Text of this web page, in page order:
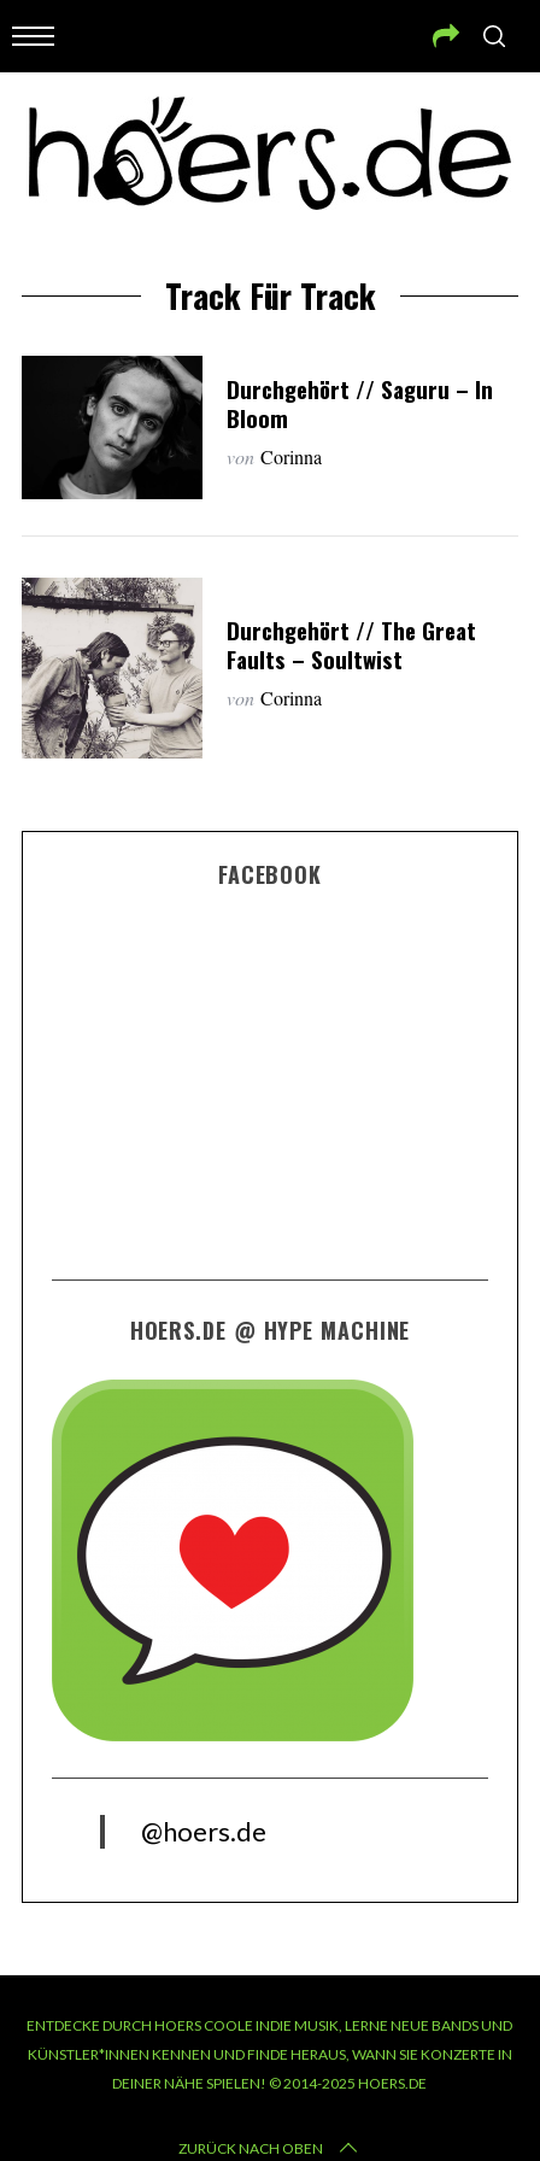
Track Für Track
Durchgehört // Saguru – In
Bloom
von Corinna
Durchgehört // The Great
Faults – Soultwist
von Corinna
FACEBOOK
HOERS.DE @ HYPE MACHINE
@hoers.de
ENTDECKE DURCH HOERS COOLE INDIE MUSIK, LERNE NEUE BANDS UND
KÜNSTLER*INNEN KENNEN UND FINDE HERAUS, WANN SIE KONZERTE IN
DEINER NÄHE SPIELEN! © 2014-2025 HOERS.DE
ZURÜCK NACH OBEN